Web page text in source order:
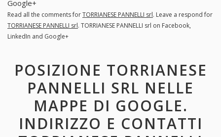
Google+
Read all the comments forTORRIANESE PANNELLI srl. Leave a respond for
TORRIANESE PANNELLI srl. TORRIANESE PANNELLI srl on Facebook,
LinkedIn and Google+
POSIZIONE TORRIANESE
PANNELLI SRL NELLE
MAPPE DI GOOGLE.
INDIRIZZO E CONTATTI